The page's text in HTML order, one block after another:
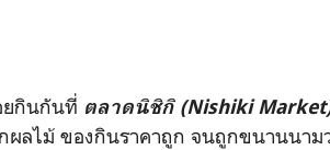
ยกินกันที่ ตลาดนิชิกิ (Nishiki
ลไม้ ของกินราคาถูก จนถูกขนานนาม